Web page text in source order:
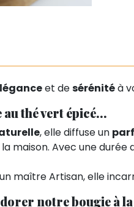
et desérénitéà
thé vert épicé...
, elle diffuse un
maison. Avec une durée
maître Artisan, elle
notre bougie à